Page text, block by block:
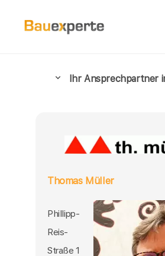
Ihr Ansprechpartner
Thomas Müller
Phillipp-
Reis-
Straße 1